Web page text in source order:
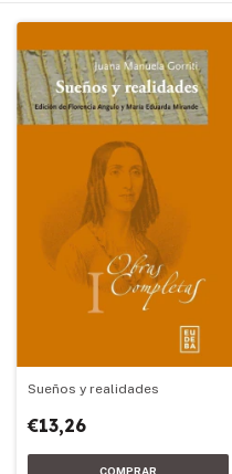
Sueños y realidades
€13,26